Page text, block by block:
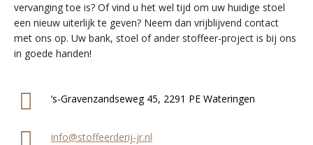
vervanging toe is? Of vind u het wel tijd om uw huidige stoel
een nieuw uiterlijk te geven? Neem dan vrijblijvend contact
met ons op. Uw bank, stoel of ander stoffeer-project is bij ons
in goede handen!
‘s-Gravenzandseweg 45, 2291 PE Wateringen
info@stoffeerderij-jr.nl